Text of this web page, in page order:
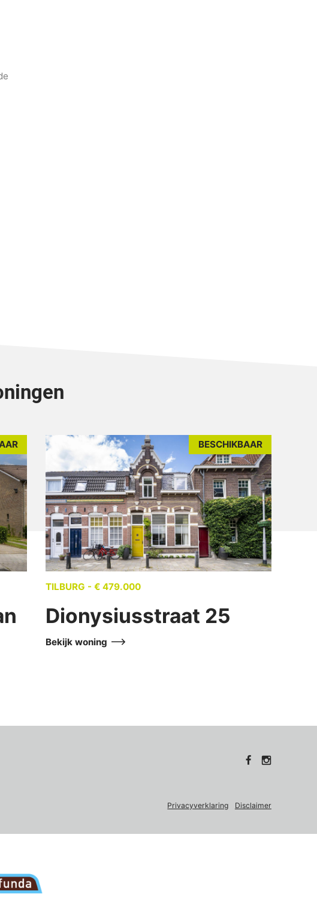
BESCHIKBAAR
TILBURG - € 479.000
Dionysiusstraat 25
Bekijk woning
Privacyverklaring Disclaimer